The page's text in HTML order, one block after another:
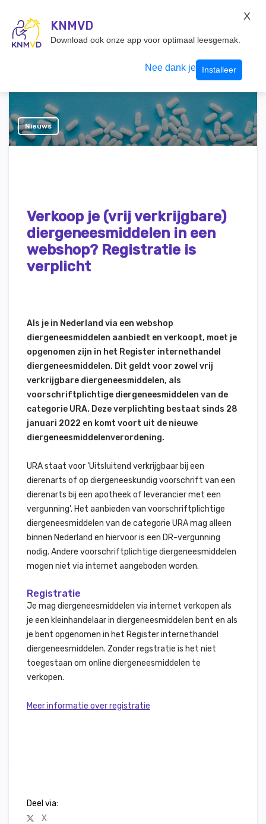
Inloggen
Nieuws
Verkoop je (vrij verkrijgbare)
diergeneesmiddelen in een
webshop? Registratie is
verplicht
Als je in Nederland via een webshop
diergeneesmiddelen aanbiedt en verkoopt, moet je
opgenomen zijn in het Register internethandel
diergeneesmiddelen. Dit geldt voor zowel vrij
verkrijgbare diergeneesmiddelen, als
voorschriftplichtige diergeneesmiddelen van de
categorie URA. Deze verplichting bestaat sinds 28
januari 2022 en komt voort uit de nieuwe
diergeneesmiddelenverordening.
URA staat voor ‘Uitsluitend verkrijgbaar bij een
dierenarts of op diergeneeskundig voorschrift van een
dierenarts bij een apotheek of leverancier met een
vergunning’. Het aanbieden van voorschriftplichtige
diergeneesmiddelen van de categorie URA mag alleen
binnen Nederland en hiervoor is een DR-vergunning
nodig. Andere voorschriftplichtige diergeneesmiddelen
mogen niet via internet aangeboden worden.
Registratie
Je mag diergeneesmiddelen via internet verkopen als
je een kleinhandelaar in diergeneesmiddelen bent en als
je bent opgenomen in het Register internethandel
diergeneesmiddelen. Zonder regstratie is het niet
toegestaan om online diergeneesmiddelen te
verkopen.
Meer informatie over registratie
Deel via:
X
KNMVD
Download ook onze app voor optimaal leesgemak.
Nee dank je Installeer
X